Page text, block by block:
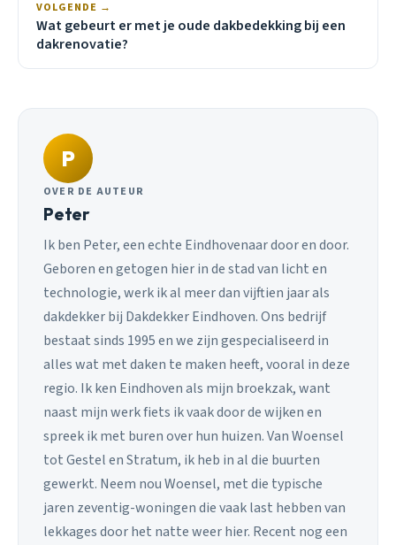
VOLGENDE →
Wat gebeurt er met je oude dakbedekking bij een
dakrenovatie?
P
OVER DE AUTEUR
Peter
Ik ben Peter, een echte Eindhovenaar door en door.
Geboren en getogen hier in de stad van licht en
technologie, werk ik al meer dan vijftien jaar als
dakdekker bij Dakdekker Eindhoven. Ons bedrijf
bestaat sinds 1995 en we zijn gespecialiseerd in
alles wat met daken te maken heeft, vooral in deze
regio. Ik ken Eindhoven als mijn broekzak, want
naast mijn werk fiets ik vaak door de wijken en
spreek ik met buren over hun huizen. Van Woensel
tot Gestel en Stratum, ik heb in al die buurten
gewerkt. Neem nou Woensel, met die typische
jaren zeventig-woningen die vaak last hebben van
lekkages door het natte weer hier. Recent nog een